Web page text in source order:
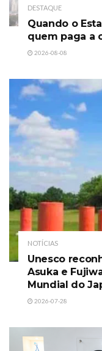
DESTAQUE
Quando o
quem paga a
2026-08-08
NOTÍCIAS
Unesco
Asuka e
Mundial do
2026-07-28